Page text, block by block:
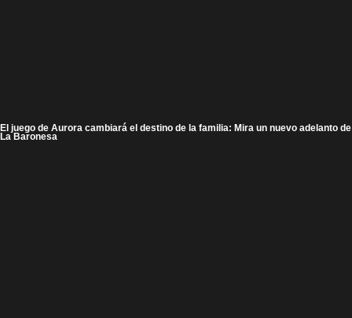
El juego de Aurora cambiará el destino de la familia: Mira un nuevo adelanto de
La Baronesa